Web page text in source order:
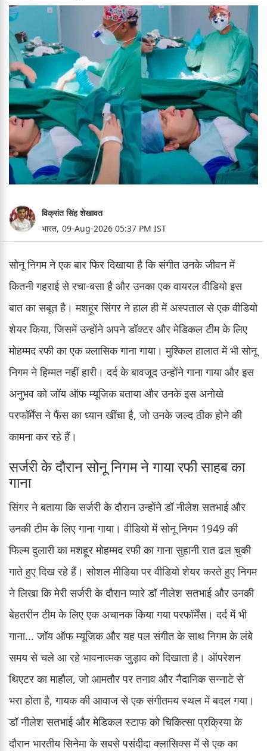
विक्रांत सिंह शेखावत
भारत, 09-Aug-2026 05:37 PM IST
सोनू निगम ने एक बार फिर दिखाया है कि संगीत उनके जीवन में
कितनी गहराई से रचा-बसा है और उनका एक वायरल वीडियो इस
बात का सबूत है। मशहूर सिंगर ने हाल ही में अस्पताल से एक वीडियो
शेयर किया, जिसमें उन्होंने अपने डॉक्टर और मेडिकल टीम के लिए
मोहम्मद रफी का एक क्लासिक गाना गाया। मुश्किल हालात में भी सोनू
निगम ने हिम्मत नहीं हारी। दर्द के बावजूद उन्होंने गाना गाया और इस
अनुभव को जॉय ऑफ म्यूजिक बताया और उनके इस अनोखे
परफॉर्मेंस ने फैंस का ध्यान खींचा है, जो उनके जल्द ठीक होने की
कामना कर रहे हैं।
सर्जरी के दौरान सोनू निगम ने गाया रफी साहब का
गाना
सिंगर ने बताया कि सर्जरी के दौरान उन्होंने डॉ नीलेश सतभाई और
उनकी टीम के लिए गाना गाया। वीडियो में सोनू निगम 1949 की
फिल्म दुलारी का मशहूर मोहम्मद रफी का गाना सुहानी रात ढल चुकी
गाते हुए दिख रहे हैं। सोशल मीडिया पर वीडियो शेयर करते हुए निगम
ने लिखा कि मेरी सर्जरी के दौरान प्यारे डॉ नीलेश सतभाई और उनकी
बेहतरीन टीम के लिए एक अचानक किया गया परफॉर्मेंस। दर्द में भी
गाना... जॉय ऑफ म्यूजिक और यह पल संगीत के साथ निगम के लंबे
समय से चले आ रहे भावनात्मक जुड़ाव को दिखाता है। ऑपरेशन
थिएटर का माहौल, जो आमतौर पर तनाव और नैदानिक सन्नाटे से
भरा होता है, गायक की आवाज से एक संगीतमय स्थल में बदल गया।
डॉ नीलेश सतभाई और मेडिकल स्टाफ को चिकित्सा प्रक्रिया के
दौरान भारतीय सिनेमा के सबसे पसंदीदा क्लासिक्स में से एक का